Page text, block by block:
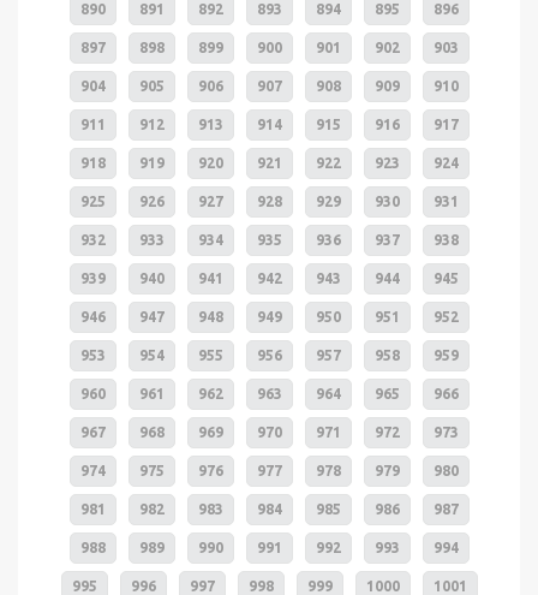
890 891 892 893 894 895 896
897 898 899 900 901 902 903
904 905 906 907 908 909 910
911 912 913 914 915 916 917
918 919 920 921 922 923 924
925 926 927 928 929 930 931
932 933 934 935 936 937 938
939 940 941 942 943 944 945
946 947 948 949 950 951 952
953 954 955 956 957 958 959
960 961 962 963 964 965 966
967 968 969 970 971 972 973
974 975 976 977 978 979 980
981 982 983 984 985 986 987
988 989 990 991 992 993 994
995 996 997 998 999 1000 1001